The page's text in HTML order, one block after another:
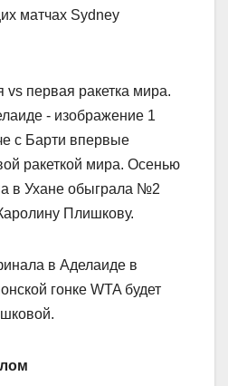
матчах Sydney
с Барти впервые
ракеткой мира. Осенью
в Ухане обыграла №2
Плишкову.
в Аделаиде в
гонке WTA будет